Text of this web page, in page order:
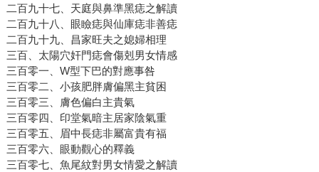
二百九十七、天庭與鼻準黑痣之解讀
二百九十八、眼瞼痣與仙庫痣非善痣
二百九十九、昌家旺夫之媳婦相理
三百、太陽穴奸門痣會傷剋男女情感
三百零一、W型下巴的對應事咎
三百零二、小孩肥胖膚偏黑主貧困
三百零三、膚色偏白主貴氣
三百零四、印堂氣暗主居家陰氣重
三百零五、眉中長痣非屬富貴有福
三百零六、眼動觀心的釋義
三百零七、魚尾紋對男女情愛之解讀